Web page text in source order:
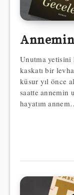
Unutma yetisini
kaskatı bir
küsur yıl önce
saatte annemin
hayatım